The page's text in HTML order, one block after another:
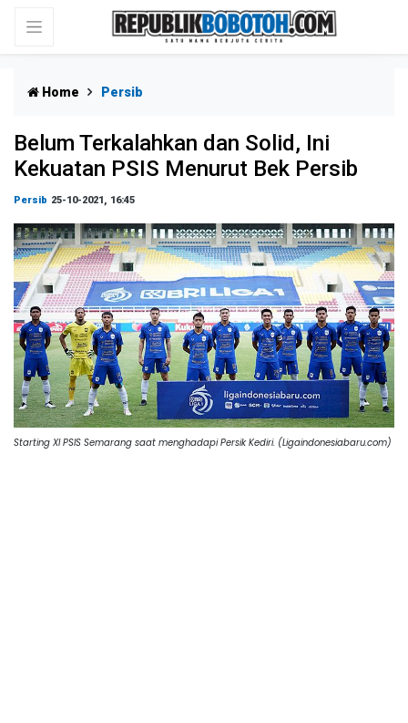
Home Persib
Belum Terkalahkan dan Solid, Ini
Kekuatan PSIS Menurut Bek Persib
Persib 25-10-2021, 16:45
Starting XI PSIS Semarang saat menghadapi Persik Kediri. (Ligaindonesiabaru.com)